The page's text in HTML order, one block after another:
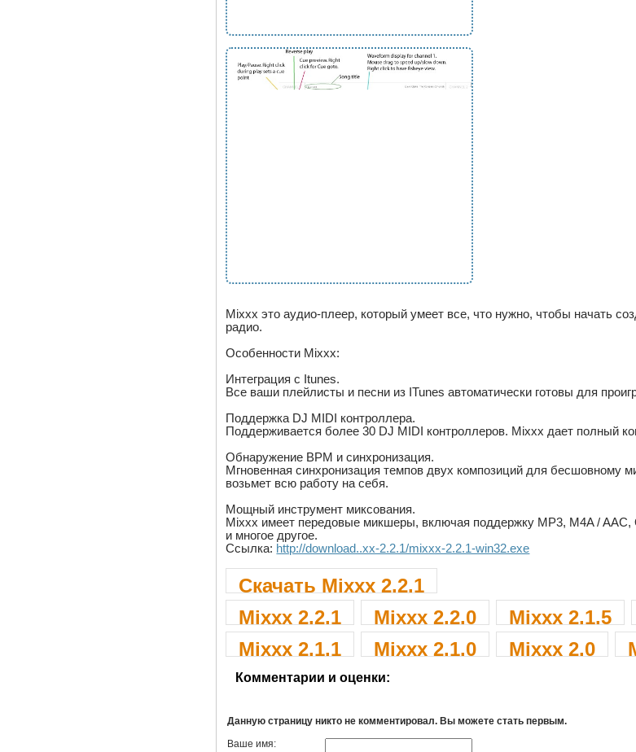
Mixxx это аудио-плеер, который умеет все, что нужно, чтобы начать
радио.
Особенности Mixxx:
Интеграция с Itunes.
Все ваши плейлисты и песни из ITunes автоматически готовы для
Поддержка DJ MIDI контроллера.
Поддерживается более 30 DJ MIDI контроллеров. Mixxx дает полный
Обнаружение BPM и синхронизация.
Мгновенная синхронизация темпов двух композиций для бесшовному
возьмет всю работу на себя.
Мощный инструмент миксования.
Mixxx имеет передовые микшеры, включая поддержку MP3, M4A /
и многое другое.
Ссылка: http://download..xx-2.2.1/mixxx-2.2.1-win32.exe
Скачать Mixxx 2.2.1
Mixxx 2.2.1
Mixxx 2.2.0 Mixxx 2.1.5
Mixxx 2.1.1
Mixxx 2.1.0 Mixxx 2.0
Комментарии и оценки:
Данную страницу никто не комментировал. Вы можете стать первым.
Ваше имя: